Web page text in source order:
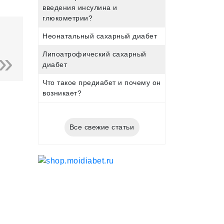
введения инсулина и
глюкометрии?
Неонатальный сахарный диабет
Липоатрофический сахарный
диабет
Что такое предиабет и почему он
возникает?
Все свежие статьи